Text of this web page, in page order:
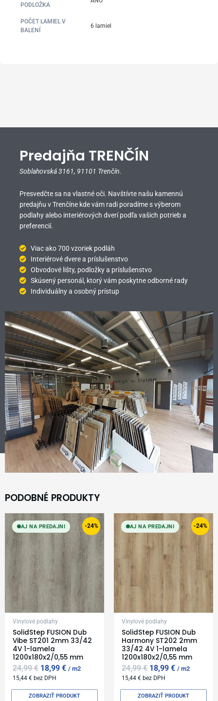
PODLOŽKA
POČET LAMIEL V
BALENÍ
6 lamiel
Predajňa TRENČÍN
Soblahovská 3161, 91101 Trenčín.
Presvedčte sa na vlastné oči. Navštívte našu kamennú
predajňu v Trenčíne kde vám radi poradíme s výberom
podlahy alebo interiérových dverí podľa vašich potrieb a
preferencií.
Viac ako 700 vzoriek podláh
Interiérové dvere a príslušenstvo
Obvodové lišty, podložky a príslušenstvo
Skúsený personál, ktorý vám poskytne odborné rady
Individuálny a osobný prístup
PODOBNÉ PRODUKTY
-24%
AJ NA PREDAJNI
Vinylové podlahy
SolidStep FUSION Dub
Vibe ST201 2mm 33/42
4V 1-lamela
1200x180x2/0,55 mm
24,99€
Original
price
was:
24,99 €.
18,99€
Current
price
is:
18,99 €.
m2
15,44€ bez DPH
ZOBRAZIŤ PRODUKT
-24%
AJ NA PREDAJNI
Vinylové podlahy
SolidStep FUSION Dub
Harmony ST202 2mm
33/42 4V 1-lamela
1200x180x2/0,55 mm
24,99€
Original
price
was:
24,99 €.
18,99€
Current
price
is:
18,99 €.
m2
15,44€ bez DPH
ZOBRAZIŤ PRODUKT